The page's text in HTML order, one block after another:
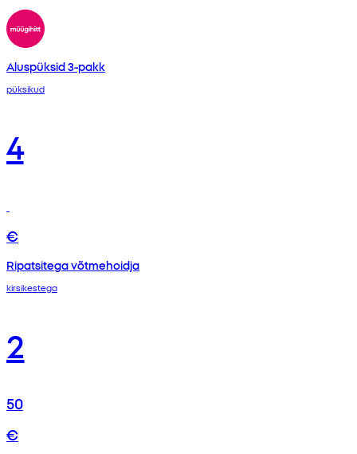
Aluspüksid 3-pakk
püksikud
4
€
Ripatsitega võtmehoidja
kirsikestega
2
50
€